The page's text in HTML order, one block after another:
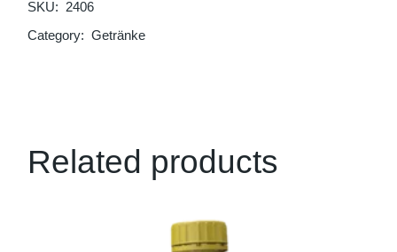
SKU: 2406
Category: Getränke
Related products